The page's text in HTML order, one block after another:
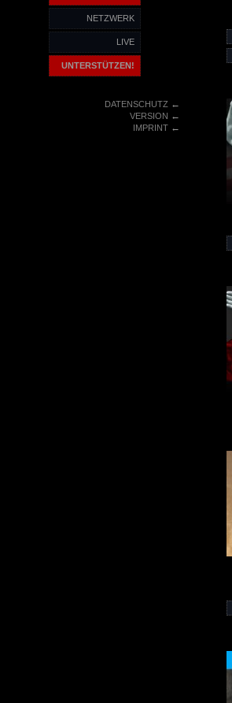
NETZWERK
LIVE
UNTERSTÜTZEN!
DATENSCHUTZ←
VERSION ←
IMPRINT←